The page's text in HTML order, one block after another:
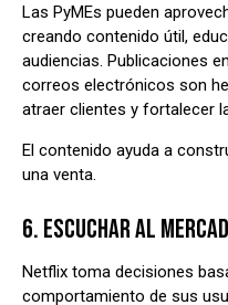
Las PyMEs pueden
creando contenido útil,
audiencias. Publicaciones
correos electrónicos son
atraer clientes y fortalecer
El contenido ayuda a
una venta.
6. ESCUCHAR AL
Netflix toma decisiones
comportamiento de sus